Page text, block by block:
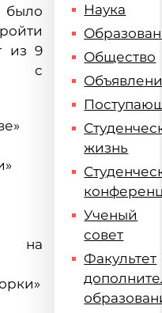
из 9
с
на
Наука
Общество
жизнь
Ученый
совет
Факультет